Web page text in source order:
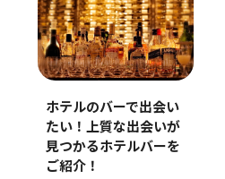
ホテルのバーで出会い
たい！上質な出会いが
見つかるホテルバーを
ご紹介！